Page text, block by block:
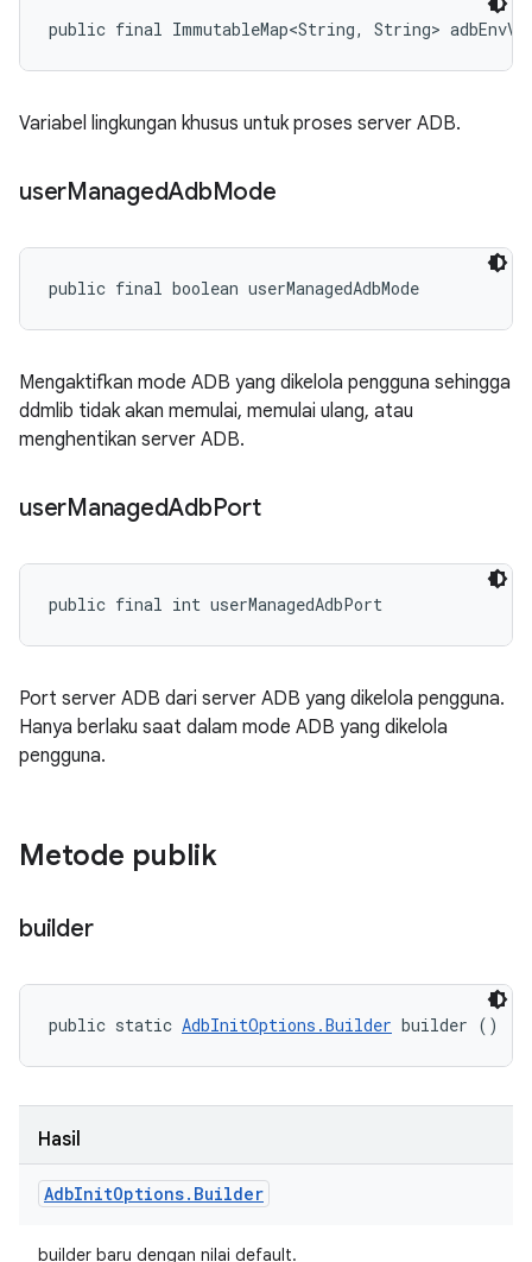
public final ImmutableMap<String, String>
Variabel lingkungan khusus untuk proses server ADB.
userManagedAdbMode
public final boolean userManagedAdbMode
Mengaktifkan mode ADB yang dikelola pengguna sehingga
ddmlib tidak akan memulai, memulai ulang, atau
menghentikan server ADB.
userManagedAdbPort
public final int userManagedAdbPort
Port server ADB dari server ADB yang dikelola pengguna.
Hanya berlaku saat dalam mode ADB yang dikelola
pengguna.
Metode publik
builder
public static AdbInitOptions.Builder builder ()
Hasil
AdbInitOptions. Builder
builder baru dengan nilai default.